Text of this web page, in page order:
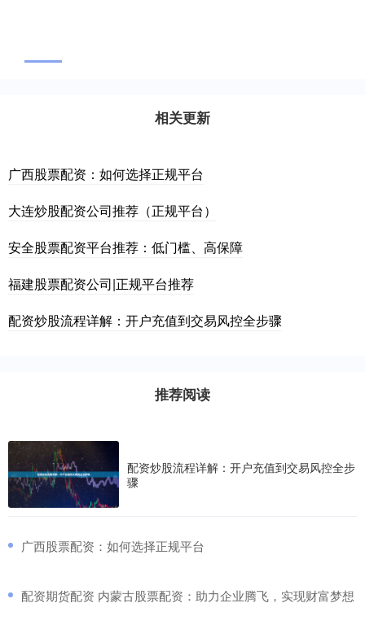
相关更新
广西股票配资：如何选择正规平台
大连炒股配资公司推荐（正规平台）
安全股票配资平台推荐：低门槛、高保障
福建股票配资公司|正规平台推荐
配资炒股流程详解：开户充值到交易风控全步骤
推荐阅读
配资炒股流程详解：开户充值到交易风控全步
骤
​广西股票配资：如何选择正规平台
​配资期货配资 内蒙古股票配资：助力企业腾飞，实现财富梦想